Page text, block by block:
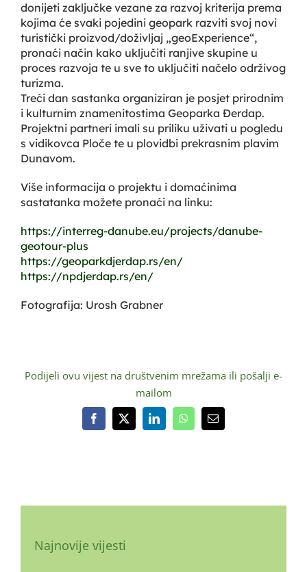
donijeti zaključke vezane za razvoj kriterija prema
kojima će svaki pojedini geopark razviti svoj novi
turistički proizvod/doživljaj „geoExperience“,
pronaći način kako uključiti ranjive skupine u
proces razvoja te u sve to uključiti načelo održivog
turizma.
Treći dan sastanka organiziran je posjet prirodnim
i kulturnim znamenitostima Geoparka Đerdap.
Projektni partneri imali su priliku uživati u pogledu
s vidikovca Ploče te u plovidbi prekrasnim plavim
Dunavom.
Više informacija o projektu i domaćinima
sastatanka možete pronaći na linku:
https://interreg-danube.eu/projects/danube-
geotour-plus
https://geoparkdjerdap.rs/en/
https://npdjerdap.rs/en/
Fotografija: Urosh Grabner
Podijeli ovu vijest na društvenim mrežama ili pošalji e-
mailom
Facebook
X LinkedInWhatsAppEmail:
Najnovije vijesti